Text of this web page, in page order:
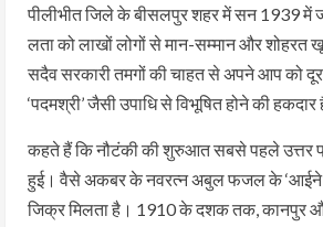
पीलीभीत जिले के बीसलपुर शहर में सन 1939 में
लता को लाखों लोगों से मान-सम्मान और शोहरत
सदैव सरकारी तमगों की चाहत से अपने आप को
‘पदमश्री’ जैसी उपाधि से विभूषित होने की हकदार
कहते हैं कि नौटंकी की शुरुआत सबसे पहले उत्तर
हुई। वैसे अकबर के नवरत्न अबुल फजल के ‘आईने
जिक्र मिलता है। 1910 के दशक तक, कानपुर